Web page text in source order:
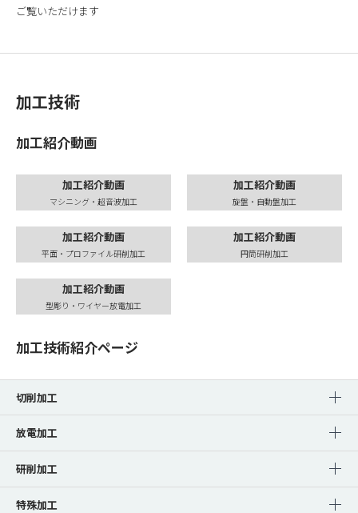
ご覧いただけます
加工技術
加工紹介動画
加工紹介動画
マシニング・超音波加工
加工紹介動画
旋盤・自動盤加工
加工紹介動画
平面・プロファイル研削加工
加工紹介動画
円筒研削加工
加工紹介動画
型彫り・ワイヤー放電加工
加工技術紹介ページ
切削加工
放電加工
研削加工
特殊加工